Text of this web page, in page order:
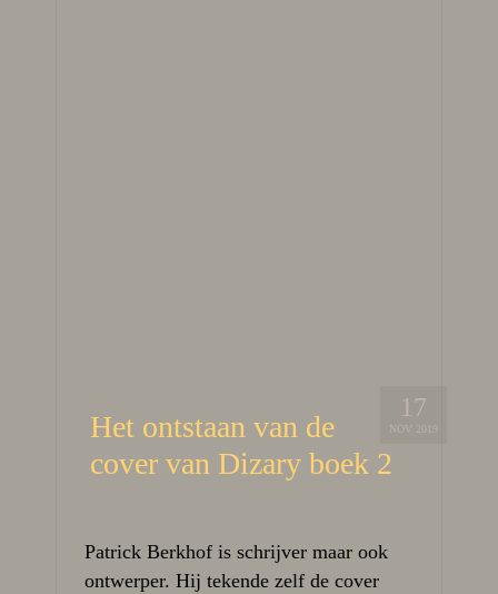
17
NOV 2019
Het ontstaan van de
cover van Dizary boek 2
Patrick Berkhof is schrijver maar ook
ontwerper. Hij tekende zelf de cover